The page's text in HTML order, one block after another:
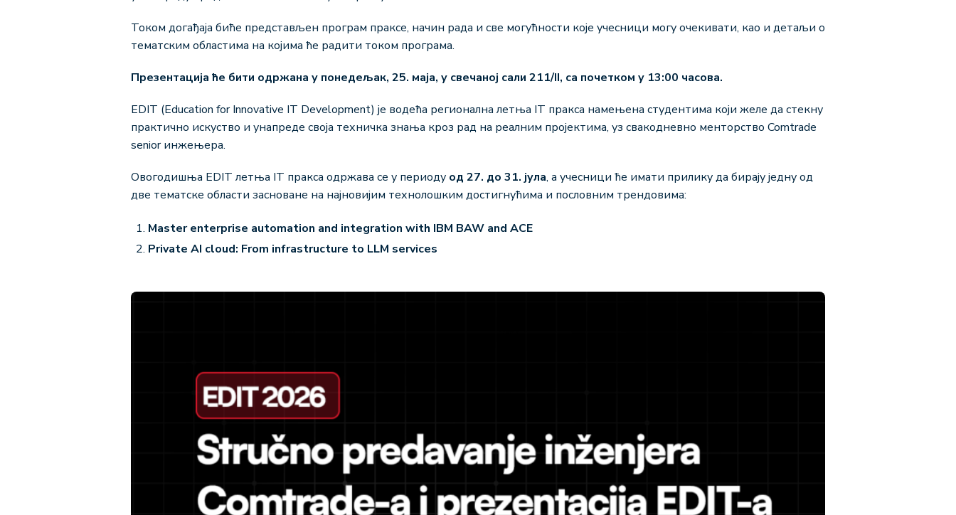
Током догађаја биће представљен програм праксе, начин рада и све могућности које учесници могу очекивати, као и детаљи о
тематским областима на којима ће радити током програма.
Презентација ће бити одржана у понедељак, 25. маја, у свечаној сали 211/II, са почетком у 13:00 часова.
EDIT (Education for Innovative IT Development) је водећа регионална летња IT пракса намењена студентима који желе да стекну
практично искуство и унапреде своја техничка знања кроз рад на реалним пројектима, уз свакодневно менторство Comtrade
senior инжењера.
Овогодишња EDIT летња IT пракса одржава се у периоду од 27. до 31. јула, а учесници ће имати прилику да бирају једну од
две тематске области засноване на најновијим технолошким достигнућима и пословним трендовима:
Master enterprise automation and integration with IBM BAW and ACE
Private AI cloud: From infrastructure to LLM services